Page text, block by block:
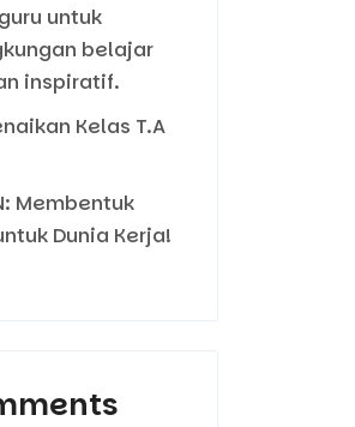
untuk
belajar
inspiratif.
Kelas T.A
Membentuk
Dunia Kerja!